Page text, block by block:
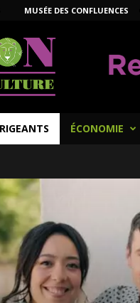
MUSÉE DES CONFLUENCES
ÉCONOMIE